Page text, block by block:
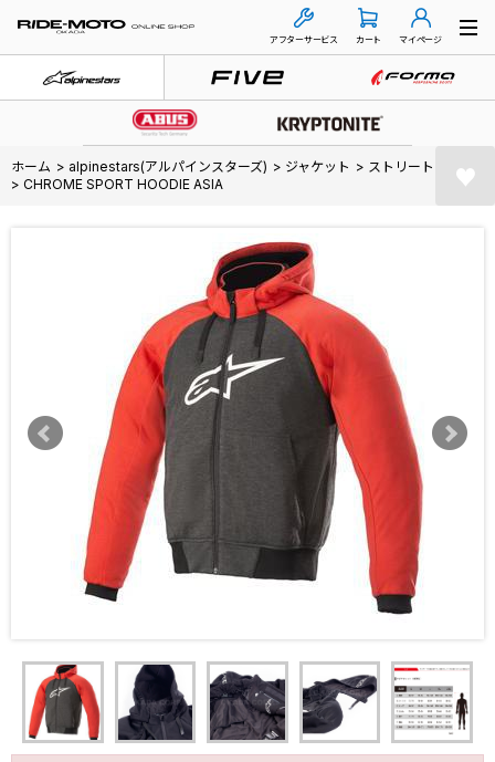
アフターサービス カート マイページ
ホーム > alpinestars(アルパインスターズ) > ジャケット > ストリート
> CHROME SPORT HOODIE ASIA